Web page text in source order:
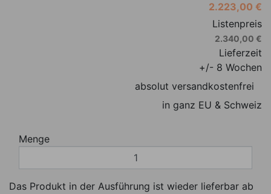
2.223,00 €
Listenpreis
2.340,00 €
Lieferzeit
+/- 8 Wochen
absolut versandkostenfrei
in ganz EU & Schweiz
Menge
Das Produkt in der Ausführung ist wieder lieferbar ab